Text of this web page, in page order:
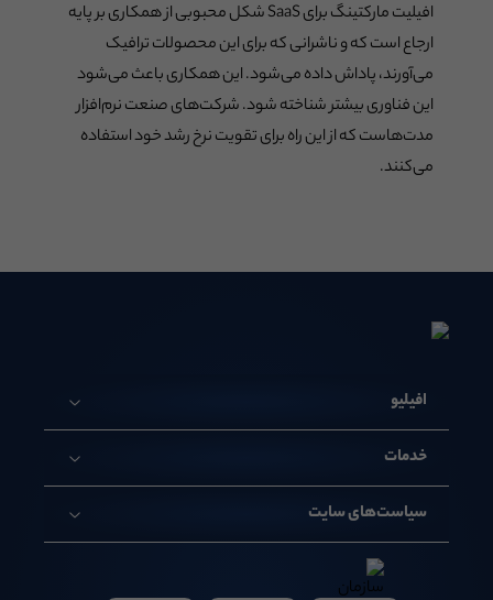
افیلیت مارکتینگ برای SaaS شکل محبوبی از همکاری بر پایه
ارجاع است که و ناشرانی که برای این محصولات ترافیک
می‌آورند، پاداش داده می‌شود. این همکاری باعث می‌شود
این فناوری بیشتر شناخته شود. شرکت‌های صنعت نرم‌افزار
مدت‌هاست که از این راه برای تقویت نرخ رشد خود استفاده
می‌کنند.
افیلیو
خدمات
سیاست‌های سایت